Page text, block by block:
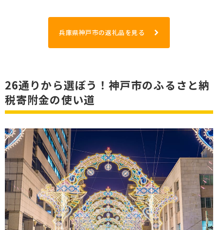
兵庫県神戸市の返礼品を見る
26通りから選ぼう！神戸市のふるさと納
税寄附金の使い道